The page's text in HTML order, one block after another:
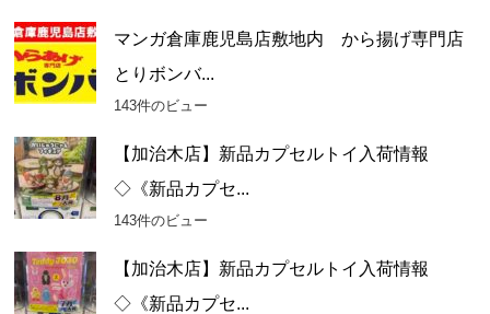
マンガ倉庫鹿児島店敷地内 から揚げ専門店
とりボンバ...
143件のビュー
【加治木店】新品カプセルトイ入荷情報
◇《新品カプセ...
143件のビュー
【加治木店】新品カプセルトイ入荷情報
◇《新品カプセ...